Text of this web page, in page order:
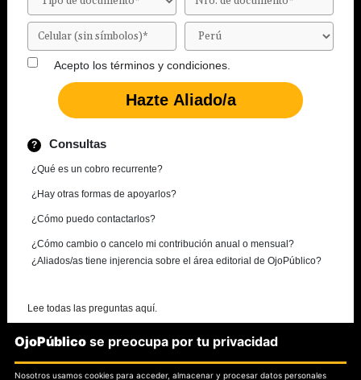
Acepto los términos y condiciones.
Consultas
¿Qué es un cobro recurrente?
¿Hay otras formas de apoyarlos?
¿Cómo puedo contactarlos?
¿Cómo cambio o cancelo mi contribución anual o mensual?
¿Aliados/as tiene injerencia sobre el área editorial de OjoPúblico?
Lee todas las preguntas aquí.
¿Necesitas más información?
OjoPúblico se preocupa por tu privacidad
Nosotros usamos cookies para acceder, almacenar y procesar datos personales